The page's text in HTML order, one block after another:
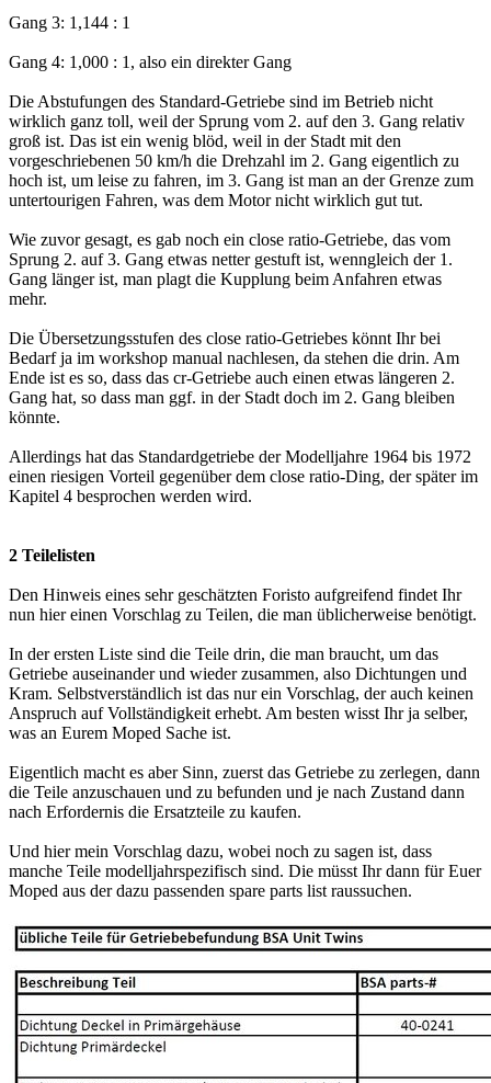
Gang 3: 1,144 : 1
Gang 4: 1,000 : 1, also ein direkter Gang
Die Abstufungen des Standard-Getriebe sind im Betrieb nicht
wirklich ganz toll, weil der Sprung vom 2. auf den 3. Gang relativ
groß ist. Das ist ein wenig blöd, weil in der Stadt mit den
vorgeschriebenen 50 km/h die Drehzahl im 2. Gang eigentlich zu
hoch ist, um leise zu fahren, im 3. Gang ist man an der Grenze zum
untertourigen Fahren, was dem Motor nicht wirklich gut tut.
Wie zuvor gesagt, es gab noch ein close ratio-Getriebe, das vom
Sprung 2. auf 3. Gang etwas netter gestuft ist, wenngleich der 1.
Gang länger ist, man plagt die Kupplung beim Anfahren etwas
mehr.
Die Übersetzungsstufen des close ratio-Getriebes könnt Ihr bei
Bedarf ja im workshop manual nachlesen, da stehen die drin. Am
Ende ist es so, dass das cr-Getriebe auch einen etwas längeren 2.
Gang hat, so dass man ggf. in der Stadt doch im 2. Gang bleiben
könnte.
Allerdings hat das Standardgetriebe der Modelljahre 1964 bis 1972
einen riesigen Vorteil gegenüber dem close ratio-Ding, der später im
Kapitel 4 besprochen werden wird.
2 Teilelisten
Den Hinweis eines sehr geschätzten Foristo aufgreifend findet Ihr
nun hier einen Vorschlag zu Teilen, die man üblicherweise benötigt.
In der ersten Liste sind die Teile drin, die man braucht, um das
Getriebe auseinander und wieder zusammen, also Dichtungen und
Kram. Selbstverständlich ist das nur ein Vorschlag, der auch keinen
Anspruch auf Vollständigkeit erhebt. Am besten wisst Ihr ja selber,
was an Eurem Moped Sache ist.
Eigentlich macht es aber Sinn, zuerst das Getriebe zu zerlegen, dann
die Teile anzuschauen und zu befunden und je nach Zustand dann
nach Erfordernis die Ersatzteile zu kaufen.
Und hier mein Vorschlag dazu, wobei noch zu sagen ist, dass
manche Teile modelljahrspezifisch sind. Die müsst Ihr dann für Euer
Moped aus der dazu passenden spare parts list raussuchen.